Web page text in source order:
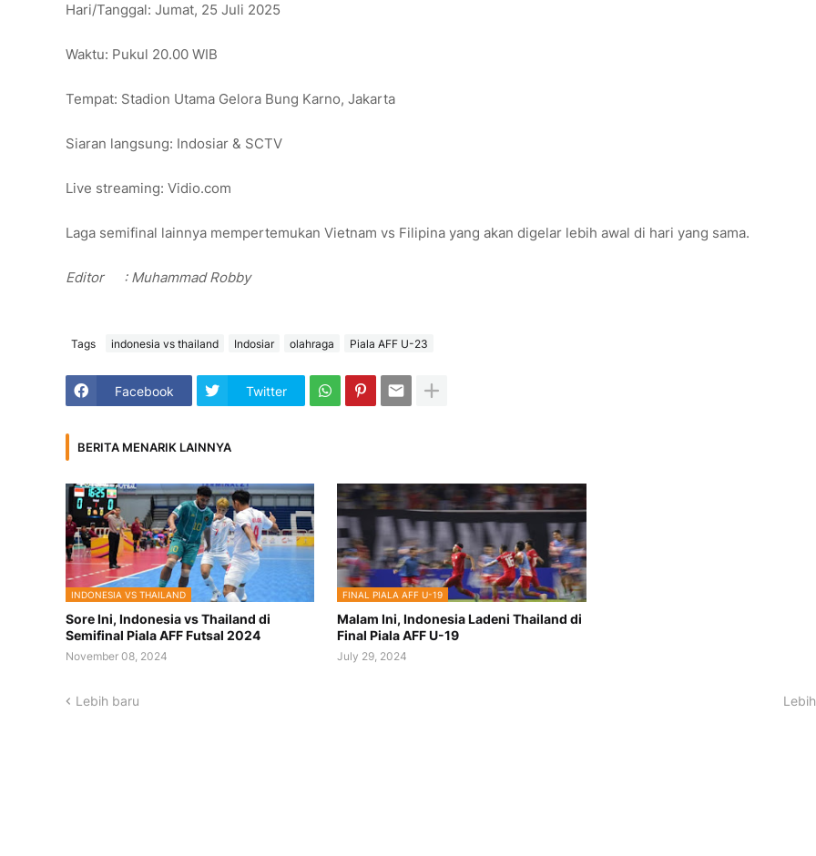
Hari/Tanggal: Jumat, 25 Juli 2025
Waktu: Pukul 20.00 WIB
Tempat: Stadion Utama Gelora Bung Karno, Jakarta
Siaran langsung: Indosiar & SCTV
Live streaming: Vidio.com
Laga semifinal lainnya mempertemukan Vietnam vs Filipina yang akan digelar lebih awal di hari yang sama.
Editor : Muhammad Robby
Tags indonesia vs thailand Indosiar olahraga Piala AFF U-23
Facebook Twitter
BERITA MENARIK LAINNYA
INDONESIA VS THAILAND
Sore Ini, Indonesia vs Thailand di
Semifinal Piala AFF Futsal 2024
November 08, 2024
FINAL PIALA AFF U-19
Malam Ini, Indonesia Ladeni Thailand di
Final Piala AFF U-19
July 29, 2024
Lebih baru